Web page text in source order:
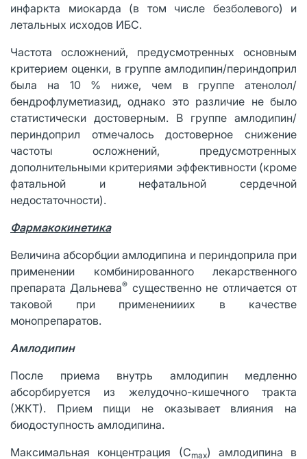
инфаркта миокарда (в том числе безболевого) и
летальных исходов ИБС.
Частота осложнений, предусмотренных основным
критерием оценки, в группе амлодипин/периндоприл
была на 10 % ниже, чем в группе атенолол/
бендрофлуметиазид, однако это различие не было
статистически достоверным. В группе амлодипин/
периндоприл отмечалось достоверное снижение
частоты осложнений, предусмотренных
дополнительными критериями эффективности (кроме
фатальной и нефатальной сердечной
недостаточности).
Фармакокинетика
Величина абсорбции амлодипина и периндоприла при
применении комбинированного лекарственного
препарата Дальнева® существенно не отличается от
таковой при примененииих в качестве
монопрепаратов.
Амлодипин
После приема внутрь амлодипин медленно
абсорбируется из желудочно-кишечного тракта
(ЖКТ). Прием пищи не оказывает влияния на
биодоступность амлодипина.
Максимальная концентрация (Сmax) амлодипина в